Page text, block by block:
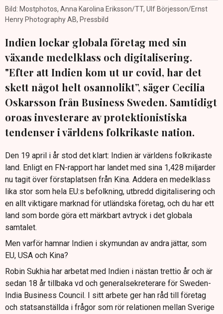
Bild: Mostphotos, Anna Karolina Eriksson/TT, Ulf Börjesson/Ernst
Henry Photography AB, Pressbild
Indien lockar globala företag med sin
växande medelklass och digitalisering.
"Efter att Indien kom ut ur covid, har det
skett något helt osannolikt”, säger Cecilia
Oskarsson från Business Sweden. Samtidigt
oroas investerare av protektionistiska
tendenser i världens folkrikaste nation.
Den 19 april i år stod det klart: Indien är världens folkrikaste
land. Enligt en FN-rapport har landet med sina 1,428 miljarder
nu tagit över förstaplatsen från Kina. Addera en medelklass
lika stor som hela EU:s befolkning, utbredd digitalisering och
en allt viktigare marknad för utländska företag, och du har ett
land som borde göra ett märkbart avtryck i det globala
samtalet.
Men varför hamnar Indien i skymundan av andra jättar, som
EU, USA och Kina?
Robin Sukhia har arbetat med Indien i nästan trettio år och är
sedan 18 år tillbaka vd och generalsekreterare för Sweden-
India Business Council. I sitt arbete ger han råd till företag
och statsanställda i frågor som rör relationen mellan Sverige